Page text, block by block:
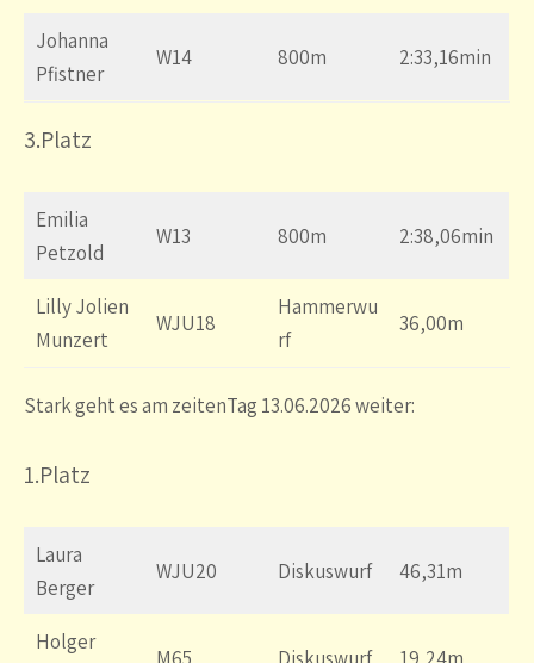
Johanna
Pfistner
W14 800m 2:33,16min
3.Platz
Emilia
Petzold
W13 800m 2:38,06min
Lilly Jolien
Munzert
WJU18
Hammerwu
rf
36,00m
Stark geht es am zeitenTag 13.06.2026 weiter:
1.Platz
Laura
Berger
WJU20 Diskuswurf 46,31m
Holger